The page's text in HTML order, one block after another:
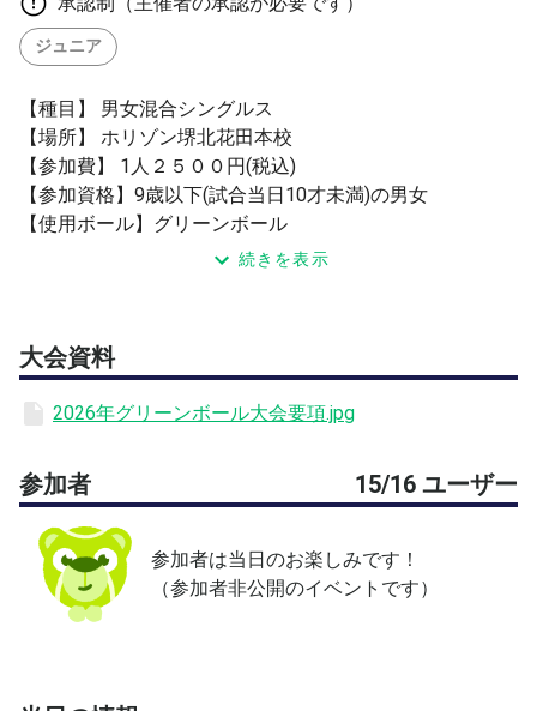
ジュニア
【種目】 男女混合シングルス
【場所】 ホリゾン堺北花田本校
【参加費】 1人２５００円(税込)
【参加資格】9歳以下(試合当日10才未満)の男女
【使用ボール】グリーンボール
※大会参加費は当日支払い現金のみとなります。
続きを表示
大会資料
2026年グリーンボール大会要項.jpg
参加者 15/16 ユーザー
参加者は当日のお楽しみです！
（参加者非公開のイベントです）